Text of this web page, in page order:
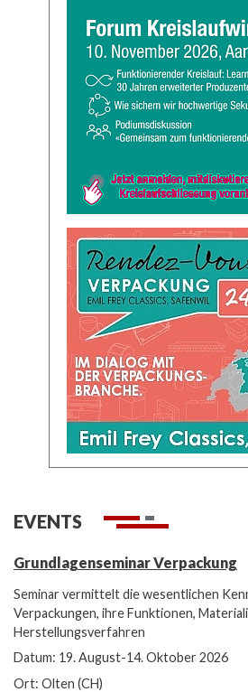
EVENTS
Grundlagenseminar Verpackung
Seminar vermittelt die wesentlichen
Verpackungen, ihre Funktionen,
Herstellungsverfahren
Datum: 19. August-14. Oktober 2026
Ort: Olten (CH)